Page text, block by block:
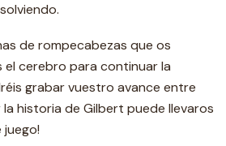
de rompecabezas que os
el cerebro para continuar la
grabar vuestro avance entre
la historia de Gilbert puede llevaros